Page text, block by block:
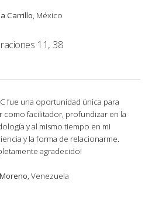
Carrillo , México
11, 38
fue una oportunidad única para
como facilitador, profundizar en la
y al mismo tiempo en mi
y la forma de relacionarme.
agradecido!
, Venezuela